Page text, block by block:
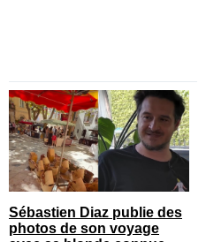
Sébastien Diaz publie des
photos de son voyage